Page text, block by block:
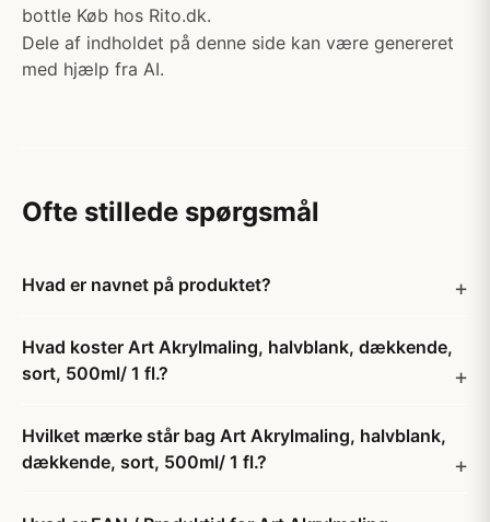
bottle Køb hos Rito.dk.
Dele af indholdet på denne side kan være genereret
med hjælp fra AI.
Ofte stillede spørgsmål
Hvad er navnet på produktet?
Hvad koster Art Akrylmaling, halvblank, dækkende,
sort, 500ml/ 1 fl.?
Hvilket mærke står bag Art Akrylmaling, halvblank,
dækkende, sort, 500ml/ 1 fl.?